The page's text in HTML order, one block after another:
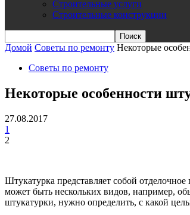
Строительные услуги
Строительные конструкции
Домой Советы по ремонту Некоторые
Советы по ремонту
Некоторые особенности
27.08.2017
1
2
Штукатурка представляет собой
может быть нескольких видов, например,
штукатурки, нужно определить, с какой